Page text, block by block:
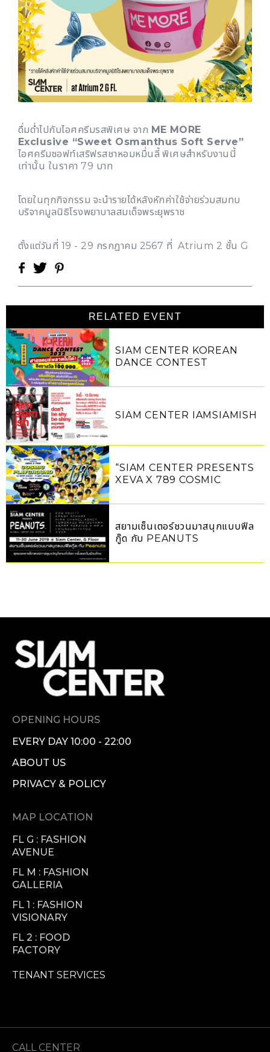
ดื่มด่ำไปกับไอศครีมรสพิเศษ จาก ME MORE
Exclusive “Sweet Osmanthus Soft Serve”
ไอศครีมซอฟท์เสริฟรสชาหอมหมื่นลี้ พิเศษสำหรับงานนี้
เท่านั้น ในราคา 79 บาท
โดยในทุกกิจกรรม จะนำรายได้หลังหักค่าใช้จ่ายร่วมสมทบ
บริจาคมูลนิธิโรงพยาบาลสมเด็จพระยุพราช
ตั้งแต่วันที่ 19 - 29 กรกฏาคม 2567 ที่ Atrium 2 ชั้น G
RELATED EVENT
SIAM CENTER KOREAN
DANCE CONTEST
SIAM CENTER IAMSIAMISH
“SIAM CENTER PRESENTS
XEVA X 789 COSMIC
สยามเซ็นเตอร์ชวนมาสนุกแบบฟีล
กู๊ด กับ PEANUTS
OPENING HOURS
EVERY DAY 10:00 - 22:00
ABOUT US
PRIVACY & POLICY
MAP LOCATION
FL G : FASHION
AVENUE
FL M : FASHION
GALLERIA
FL 1 : FASHION
VISIONARY
FL 2 : FOOD
FACTORY
TENANT SERVICES
CALL CENTER